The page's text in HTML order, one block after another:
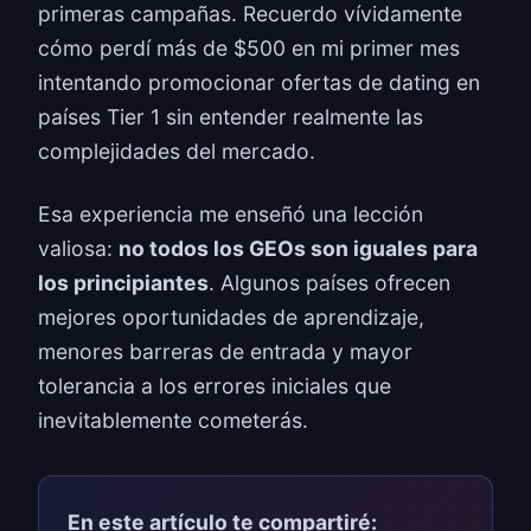
primeras campañas. Recuerdo vívidamente
cómo perdí más de $500 en mi primer mes
intentando promocionar ofertas de dating en
países Tier 1 sin entender realmente las
complejidades del mercado.
Esa experiencia me enseñó una lección
valiosa: no todos los GEOs son iguales para
los principiantes. Algunos países ofrecen
mejores oportunidades de aprendizaje,
menores barreras de entrada y mayor
tolerancia a los errores iniciales que
inevitablemente cometerás.
En este artículo te compartiré: